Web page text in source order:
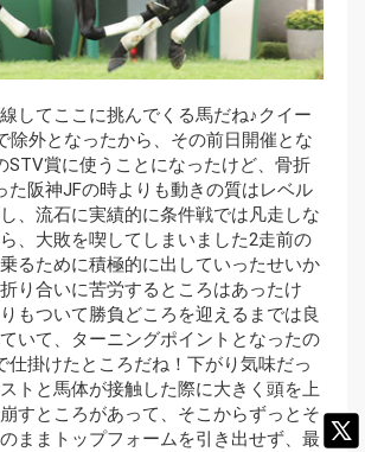
してここに挑んでくる馬だね♪クイー
除外となったから、その前日開催とな
STV賞に使うことになったけど、骨折
た阪神JFの時よりも動きの質はレベル
、流石に実績的に条件戦では凡走しな
、大敗を喫してしまいました2走前の
るために積極的に出していったせいか
り合いに苦労するところはあったけ
もついて勝負どころを迎えるまでは良
いて、ターニングポイントとなったの
仕掛けたところだね！下がり気味だっ
トと馬体が接触した際に大きく頭を上
すところがあって、そこからずっとそ
ままトップフォームを引き出せず、最